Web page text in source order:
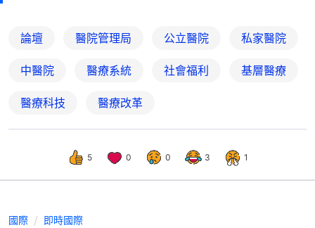
論壇 醫院管理局 公立醫院 私家醫院
中醫院 醫療系統 社會福利 基層醫療
醫療科技 醫療改革
5 0 0 3 1
國際 即時國際